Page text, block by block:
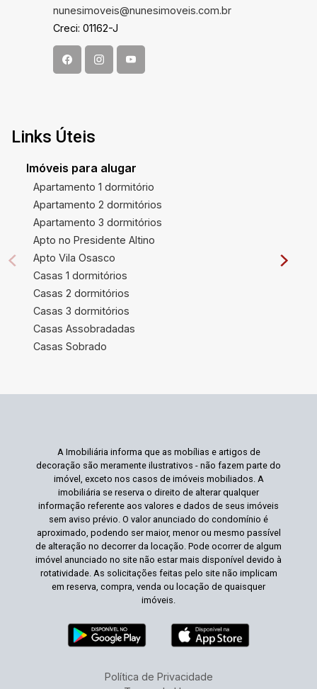
nunesimoveis@nunesimoveis.com.br
Creci: 01162-J
Links Úteis
Imóveis para alugar
Apartamento 1 dormitório
Apartamento 2 dormitórios
Apartamento 3 dormitórios
Apto no Presidente Altino
Apto Vila Osasco
Casas 1 dormitórios
Casas 2 dormitórios
Casas 3 dormitórios
Casas Assobradadas
Casas Sobrado
A Imobiliária informa que as mobílias e artigos de
decoração são meramente ilustrativos - não fazem parte do
imóvel, exceto nos casos de imóveis mobiliados. A
imobiliária se reserva o direito de alterar qualquer
informação referente aos valores e dados de seus imóveis
sem aviso prévio. O valor anunciado do condomínio é
aproximado, podendo ser maior, menor ou mesmo passível
de alteração no decorrer da locação. Pode ocorrer de algum
imóvel anunciado no site não estar mais disponível devido à
rotatividade. As solicitações feitas pelo site não implicam
em reserva, compra, venda ou locação de quaisquer
imóveis.
Política de Privacidade